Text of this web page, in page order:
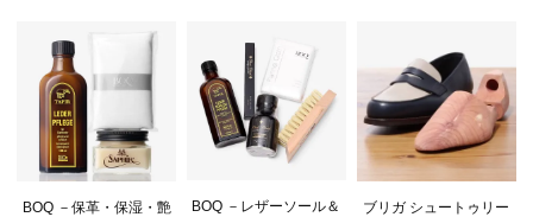
BOQ －保革・保湿・艶
BOQ －レザーソール＆
ブリガ シュートゥリー